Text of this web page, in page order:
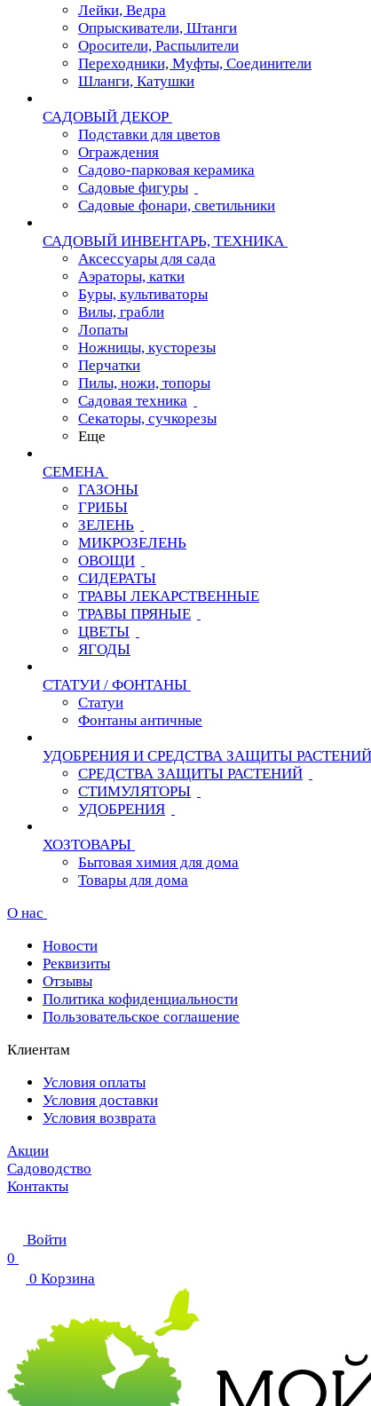
Лейки, Ведра
Опрыскиватели, Штанги
Оросители, Распылители
Переходники, Муфты, Соединители
Шланги, Катушки
САДОВЫЙ ДЕКОР
Подставки для цветов
Ограждения
Садово-парковая керамика
Садовые фигуры
Садовые фонари, светильники
САДОВЫЙ ИНВЕНТАРЬ, ТЕХНИКА
Аксессуары для сада
Аэраторы, катки
Буры, культиваторы
Вилы, грабли
Лопаты
Ножницы, кусторезы
Перчатки
Пилы, ножи, топоры
Садовая техника
Секаторы, сучкорезы
Еще
СЕМЕНА
ГАЗОНЫ
ГРИБЫ
ЗЕЛЕНЬ
МИКРОЗЕЛЕНЬ
ОВОЩИ
СИДЕРАТЫ
ТРАВЫ ЛЕКАРСТВЕННЫЕ
ТРАВЫ ПРЯНЫЕ
ЦВЕТЫ
ЯГОДЫ
СТАТУИ / ФОНТАНЫ
Статуи
Фонтаны античные
УДОБРЕНИЯ И СРЕДСТВА ЗАЩИТЫ РАСТЕНИЙ
СРЕДСТВА ЗАЩИТЫ РАСТЕНИЙ
СТИМУЛЯТОРЫ
УДОБРЕНИЯ
ХОЗТОВАРЫ
Бытовая химия для дома
Товары для дома
О нас
Новости
Реквизиты
Отзывы
Политика кофиденциальности
Пользовательское соглашение
Клиентам
Условия оплаты
Условия доставки
Условия возврата
Акции
Садоводство
Контакты
Войти
0
0 Корзина